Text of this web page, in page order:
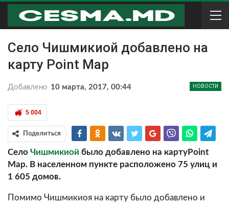
Село Чишмикиой добавлено на
карту Point Map
НОВОСТИ
Добавлено 10 марта, 2017, 00:44
5 004
Поделиться
Село Чишмикиой было добавлено на картуPoint
Map. В населенном пункте расположено 75 улиц и
1 605 домов.
Помимо Чишмикиоя на карту было добавлено и